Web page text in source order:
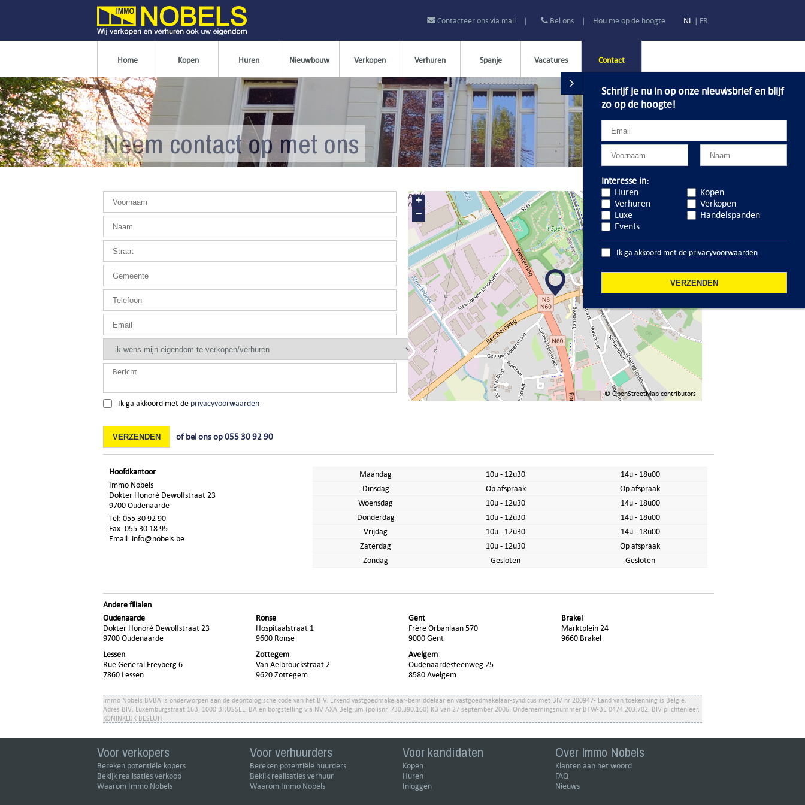
NL | FR
Contacteer ons via mail | Bel ons | Hou me op de hoogte
Home Kopen Huren Nieuwbouw Verkopen Verhuren Spanje Vacatures Contact
Neem contact op met ons
Ik ga akkoord met de privacyvoorwaarden
VERZENDEN of bel ons op 055 30 92 90
+
−
© OpenStreetMapcontributors
Hoofdkantoor
Immo Nobels
Dokter Honoré Dewolfstraat 23
9700 Oudenaarde
Tel: 055 30 92 90
Fax: 055 30 18 95
Email: info@nobels.be
Maandag 10u - 12u30
14u - 18u00
Dinsdag
Op afspraak
Op afspraak
Woensdag
10u - 12u30
14u - 18u00
Donderdag
10u - 12u30
14u - 18u00
Vrijdag
10u - 12u30
14u - 18u00
Zaterdag
10u - 12u30
Op afspraak
Zondag
Gesloten Gesloten
Andere filialen
Oudenaarde
Dokter Honoré Dewolfstraat 23
9700 Oudenaarde
Ronse
Hospitaalstraat 1
9600 Ronse
Gent
Frère Orbanlaan 570
9000 Gent
Brakel
Marktplein 24
9660 Brakel
Lessen
Rue General Freyberg 6
7860 Lessen
Zottegem
Van Aelbrouckstraat 2
9620 Zottegem
Avelgem
Oudenaardesteenweg 25
8580 Avelgem
Immo Nobels BVBA is onderworpen aan de deontologische code van het BIV. Erkend vastgoedmakelaar-bemiddelaar en vastgoedmakelaar-syndicus met BIV nr 200947- Land van toekenning is België.
Adres BIV: Luxemburgstraat 16B, 1000 BRUSSEL. BA en borgstelling via NV AXA Belgium (polisnr. 730.390.160) KB van 27 september 2006. Ondernemingsnummer BTW-BE 0474.203.702. BIV plichtenleer.
KONINKLIJK BESLUIT
Voor verkopers
Bereken potentiële kopers
Bekijk realisaties verkoop
Waarom Immo Nobels
Voor verhuurders
Bereken potentiële huurders
Bekijk realisaties verhuur
Waarom Immo Nobels
Voor kandidaten
Kopen
Huren
Inloggen
Over Immo Nobels
Klanten aan het woord
FAQ
Nieuws
Schrijf je nu in op onze nieuwsbrief en blijf
zo op de hoogte!
Interesse in:
Huren
Kopen
Verhuren
Verkopen
Luxe
Handelspanden
Events
Ik ga akkoord met de privacyvoorwaarden